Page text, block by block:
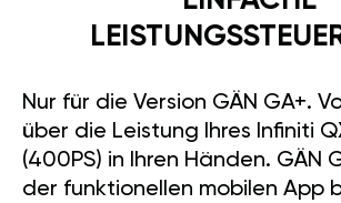
Nur für die Version GÄN GA+.
über die Leistung Ihres Infiniti
(400PS) in Ihren Händen. GÄN
der funktionellen mobilen App